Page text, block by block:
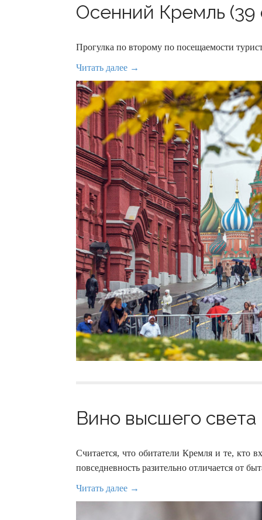
Осенний Кремль (39
Прогулка по второму по посещаемости
Читать далее →
Вино высшего света
Считается, что обитатели Кремля и те,
повседневность разительно отличается от
Читать далее →